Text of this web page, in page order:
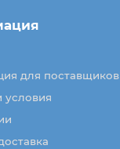
для поставщиков
условия